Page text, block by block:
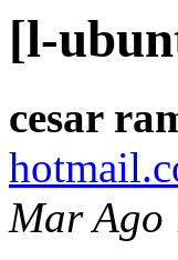
[l-
cesar
Mar Ago